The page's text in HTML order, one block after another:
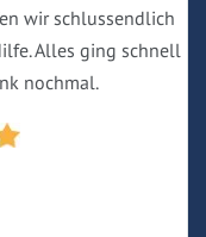
wir schlussendlich
Alles ging schnell
nochmal.